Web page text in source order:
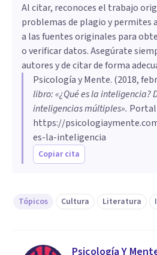
Al citar, reconoces el trabajo
problemas de plagio y permites
a las fuentes originales para
o verificar datos. Asegúrate
autores y de citar de forma
Psicología y Mente. (2018,
libro: «¿Qué es la inteligencia?
inteligencias múltiples». Portal
https://
es-la-inteligencia
Copiar cita
Tópicos Cultura Literatura
Psicología Y